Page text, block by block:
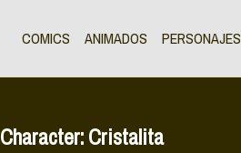
COMICS ANIMADOS PERSONAJES
Character:Cristalita